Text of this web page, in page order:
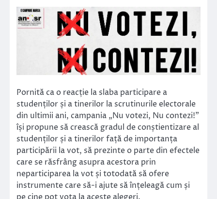
Pornită ca o reacție la slaba participare a
studenților și a tinerilor la scrutinurile electorale
din ultimii ani, campania „Nu votezi, Nu contezi!”
își propune să crească gradul de conștientizare al
studenților și a tinerilor față de importanța
participării la vot, să prezinte o parte din efectele
care se răsfrâng asupra acestora prin
neparticiparea la vot și totodată să ofere
instrumente care să-i ajute să înțeleagă cum și